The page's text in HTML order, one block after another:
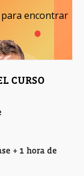
encontrar
CURSO
+ 1 hora de